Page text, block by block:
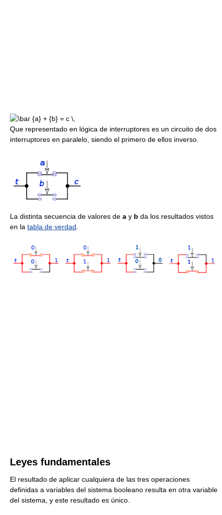
Que representado en lógica de interruptores es un circuito de dos
interruptores en paralelo, siendo el primero de ellos inverso.
La distinta secuencia de valores de a y b da los resultados vistos
en la tabla de verdad
Leyes fundamentales
El resultado de aplicar cualquiera de las tres operaciones
definidas a variables del sistema booleano resulta en otra variable
del sistema, y este resultado es único.